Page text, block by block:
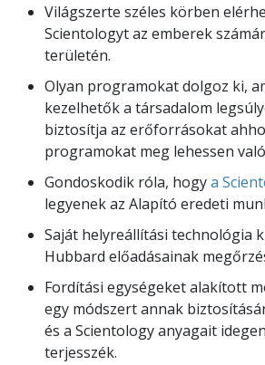
Világszerte széles körben
Scientologyt az emberek
területén.
Olyan programokat dolgoz ki,
kezelhetők a társadalom
biztosítja az erőforrásokat
programokat meg lehessen
Gondoskodik róla, hogya
legyenek az Alapító eredeti
Saját helyreállítási technológia
Hubbard előadásainak
Fordítási egységeket alakított
egy módszert annak
és a Scientology anyagait
terjesszék.